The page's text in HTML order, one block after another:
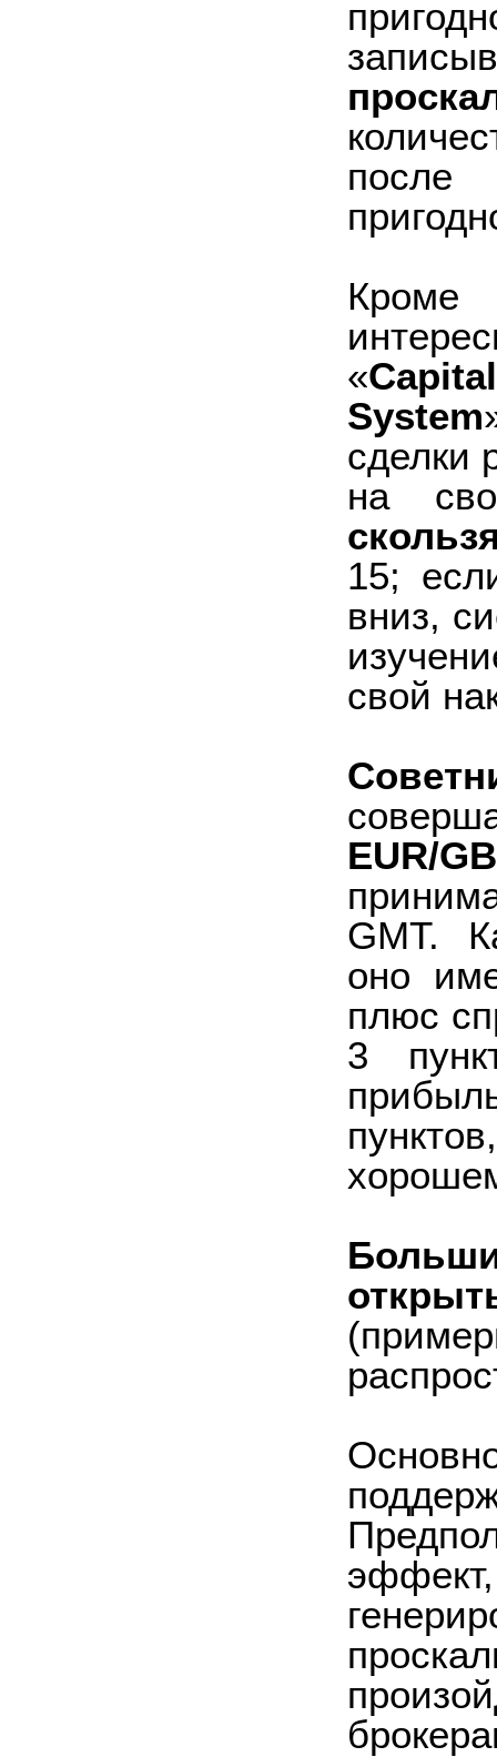
«
System
сделки
на
15;
вниз,
свой
EUR/
GMT.
оно
плюс
3